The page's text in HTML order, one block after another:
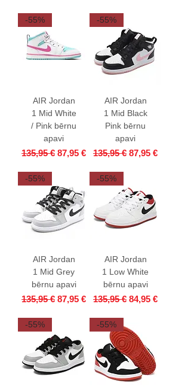
-55%
AIR Jordan
1 Mid White
/ Pink bērnu
apavi
Parastā cena
135,95 € Izpārdošanas cena
87,95 €
-55%
AIR Jordan
1 Mid Black
Pink bērnu
apavi
Parastā cena
135,95 € Izpārdošanas
87,95 €
-55%
AIR Jordan
1 Mid Grey
bērnu apavi
Parastā cena
135,95 € Izpārdošanas cena
87,95 €
-55%
AIR Jordan
1 Low White
bērnu apavi
Parastā cena
135,95 € Izpārdošanas
84,95 €
-55% -55%